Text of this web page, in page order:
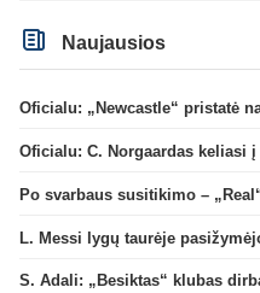
Naujausios
Oficialu: „Newcastle“ pristatė
Oficialu: C. Norgaardas keliasi į